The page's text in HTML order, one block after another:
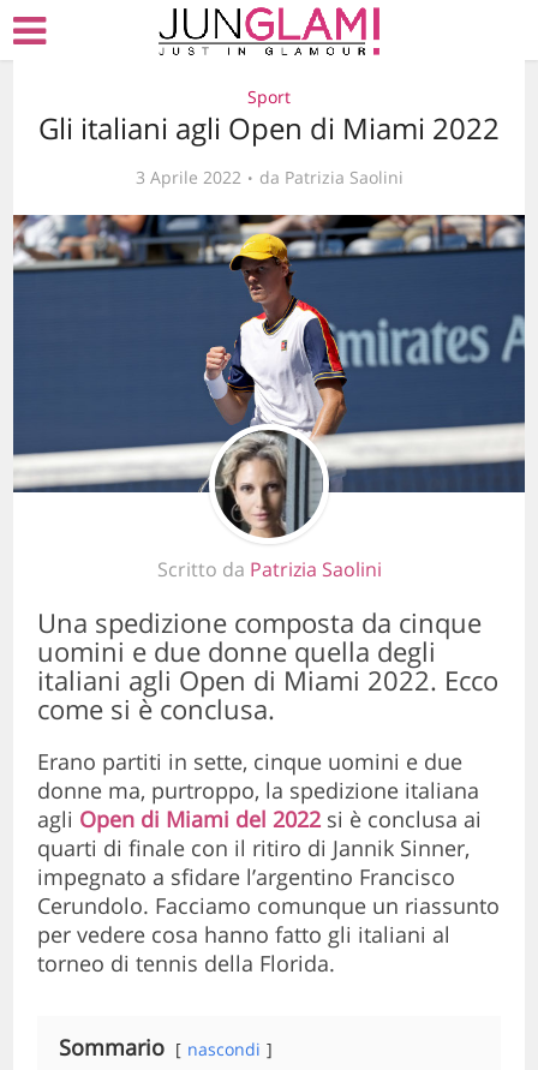
Sport
Gli italiani agli Open di Miami 2022
3 Aprile 2022 da Patrizia Saolini
Scritto da Patrizia Saolini
Una spedizione composta da cinque
uomini e due donne quella degli
italiani agli Open di Miami 2022. Ecco
come si è conclusa.
Erano partiti in sette, cinque uomini e due
donne ma, purtroppo, la spedizione italiana
agli Open di Miami del 2022 si è conclusa ai
quarti di finale con il ritiro di Jannik Sinner,
impegnato a sfidare l’argentino Francisco
Cerundolo. Facciamo comunque un riassunto
per vedere cosa hanno fatto gli italiani al
torneo di tennis della Florida.
Sommario nascondi